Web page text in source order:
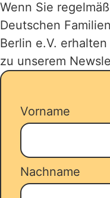
Bis zu 14
einem
reservieren/
stellen parallel
unseren
Wenn Sie
Deutschen
Berlin e.V.
zu unserem
Vorname
Nachname